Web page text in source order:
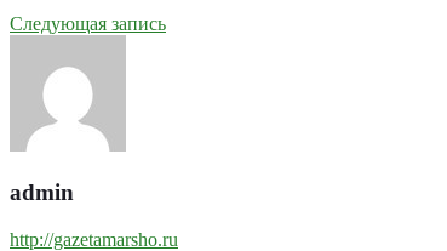
Следующая запись
admin
http://gazetamarsho.ru